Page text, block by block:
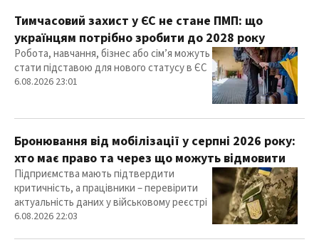
Тимчасовий захист у ЄС не стане ПМП: що
українцям потрібно зробити до 2028 року
Робота, навчання, бізнес або сім’я можуть
стати підставою для нового статусу в ЄС
6.08.2026 23:01
Бронювання від мобілізації у серпні 2026 року:
хто має право та через що можуть відмовити
Підприємства мають підтвердити
критичність, а працівники – перевірити
актуальність даних у військовому реєстрі
6.08.2026 22:03